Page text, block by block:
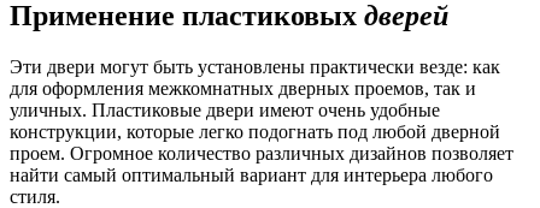
Применение пластиковых дверей
Эти двери могут быть установлены практически везде: как
для оформления межкомнатных дверных проемов, так и
уличных. Пластиковые двери имеют очень удобные
конструкции, которые легко подогнать под любой дверной
проем. Огромное количество различных дизайнов позволяет
найти самый оптимальный вариант для интерьера любого
стиля.